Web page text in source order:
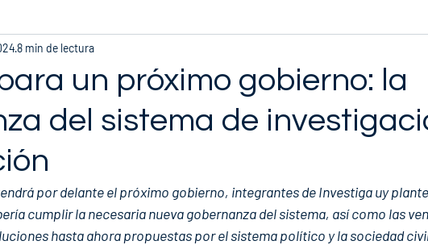
un próximo gobierno: la
del sistema de
8 min de lectura
por delante el próximo gobierno, integrantes de Investiga uy
cumplir la necesaria nueva gobernanza del sistema, así como las
hasta ahora propuestas por el sistema político y la sociedad